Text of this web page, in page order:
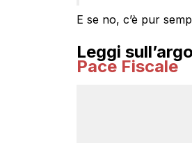
E se no, c’è pur
Leggi
Pace Fiscale